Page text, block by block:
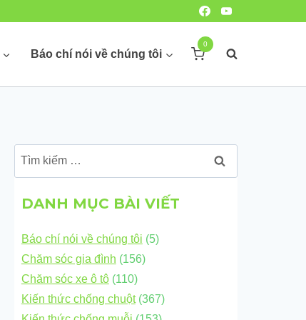
Báo chí nói về chúng tôi
0
Tìm
kiếm
cho:
DANH MỤC BÀI VIẾT
Báo chí nói về chúng tôi (5)
Chăm sóc gia đình (156)
Chăm sóc xe ô tô(110)
Kiến thức chống chuột(367)